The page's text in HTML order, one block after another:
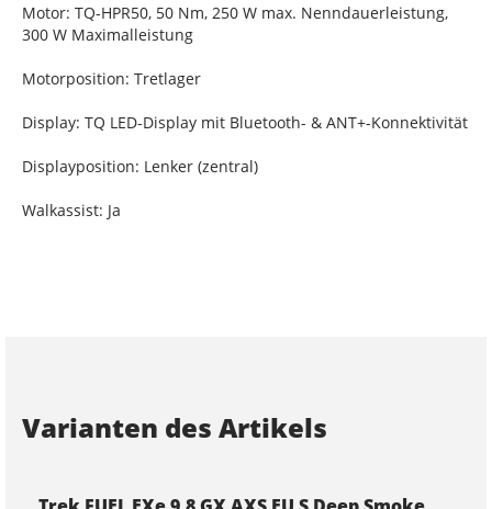
Motor: TQ-HPR50, 50 Nm, 250 W max. Nenndauerleistung,
300 W Maximalleistung
Motorposition: Tretlager
Display: TQ LED-Display mit Bluetooth- & ANT+-Konnektivität
Displayposition: Lenker (zentral)
Walkassist: Ja
Varianten des Artikels